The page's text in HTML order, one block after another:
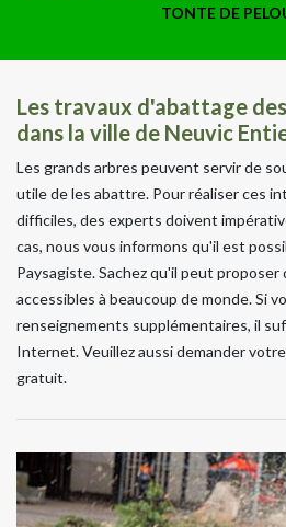
TONTE DE
Les travaux d'abattage
dans la ville de Neuvic
Les grands arbres peuvent servir de
utile de les abattre. Pour réaliser ces
difficiles, des experts doivent
cas, nous vous informons qu'il est
Paysagiste. Sachez qu'il peut proposer
accessibles à beaucoup de monde. Si
renseignements supplémentaires, il
Internet. Veuillez aussi demander
gratuit.